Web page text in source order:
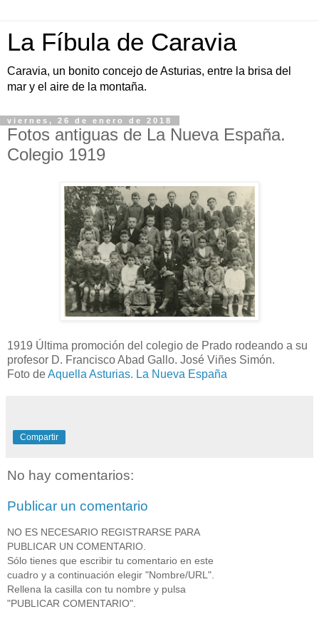
La Fíbula de Caravia
Caravia, un bonito concejo de Asturias, entre la brisa del
mar y el aire de la montaña.
viernes, 26 de enero de 2018
Fotos antiguas de La Nueva España.
Colegio 1919
1919 Última promoción del colegio de Prado rodeando a su
profesor D. Francisco Abad Gallo. José Viñes Simón.
Foto deAquella Asturias. La Nueva España
Compartir
No hay comentarios:
Publicar un comentario
NO ES NECESARIO REGISTRARSE PARA
PUBLICAR UN COMENTARIO.
Sólo tienes que escribir tu comentario en este
cuadro y a continuación elegir "Nombre/URL".
Rellena la casilla con tu nombre y pulsa
"PUBLICAR COMENTARIO".